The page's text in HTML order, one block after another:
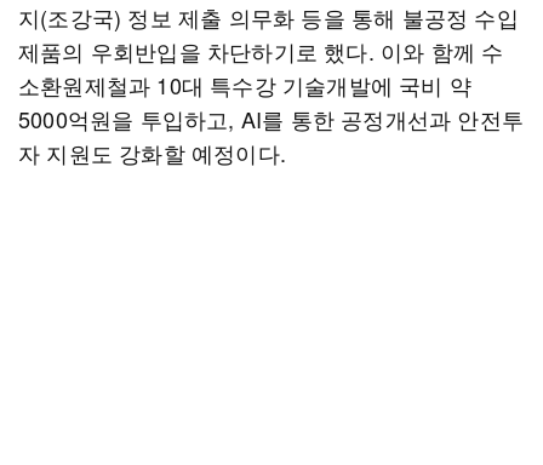
지(조강국) 정보 제출 의무화 등을 통해 불공정 수입
제품의 우회반입을 차단하기로 했다. 이와 함께 수
소환원제철과 10대 특수강 기술개발에 국비 약
5000억원을 투입하고, AI를 통한 공정개선과 안전투
자 지원도 강화할 예정이다.